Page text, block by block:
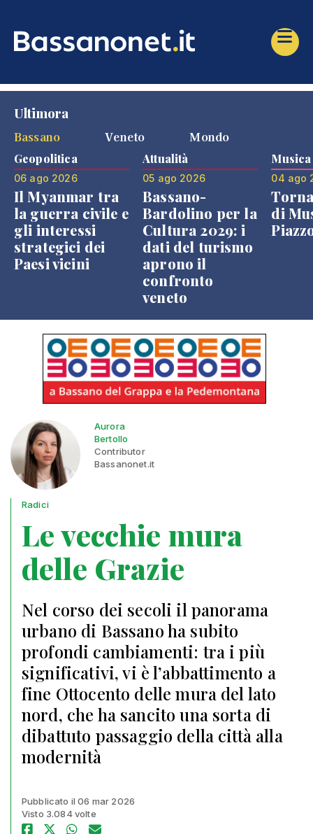
Ultimora
Bassano
Veneto Mondo
Geopolitica
06 ago 2026
Il Myanmar tra
la guerra civile e
gli interessi
strategici dei
Paesi vicini
Attualità
05 ago 2026
Bassano-
Bardolino per la
Cultura 2029: i
dati del turismo
aprono il
confronto
veneto
Musica
04 ago
di
Aurora
Bertollo
Contributor
Bassanonet.it
Radici
Le vecchie mura
delle Grazie
Nel corso dei secoli il panorama
urbano di Bassano ha subito
profondi cambiamenti: tra i più
significativi, vi è l’abbattimento a
fine Ottocento delle mura del lato
nord, che ha sancito una sorta di
dibattuto passaggio della città alla
modernità
Pubblicato il 06 mar 2026
Visto 3.084 volte